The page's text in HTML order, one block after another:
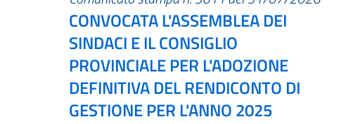
CONVOCATA L'ASSEMBLEA DEI
SINDACI E IL CONSIGLIO
PROVINCIALE PER L'ADOZIONE
DEFINITIVA DEL RENDICONTO DI
GESTIONE PER L'ANNO 2025